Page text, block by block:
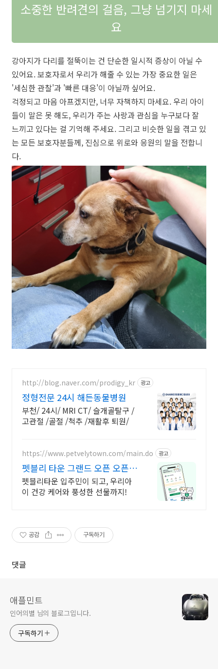
소중한 반려견의 걸음, 그냥 넘기지 마세
요
강아지가 다리를 절뚝이는 건 단순한 일시적 증상이 아닐 수
있어요. 보호자로서 우리가 해줄 수 있는 가장 중요한 일은
'세심한 관찰'과 '빠른 대응'이 아닐까 싶어요.
걱정되고 마음 아프겠지만, 너무 자책하지 마세요. 우리 아이
들이 말은 못 해도, 우리가 주는 사랑과 관심을 누구보다 잘
느끼고 있다는 걸 기억해 주세요. 그리고 비슷한 일을 겪고 있
는 모든 보호자분들께, 진심으로 위로와 응원의 말을 전합니
다.
http://blog.naver.com/prodigy_kr 광고
정형전문 24시 해든동물병원
부천/ 24시/ MRI CT/ 슬개골탈구 /
고관절 /골절 /척추 /재활후 퇴원/
https://www.petvelytown.com/main.do 광고
펫블리 타운 그랜드 오픈 오픈
이벤트 진행 중!
펫블리타운 입주민이 되고, 우리아
이 건강 케어와 풍성한 선물까지!
공감 구독하기
댓글
애플민트
인어의별 님의 블로그입니다.
구독하기